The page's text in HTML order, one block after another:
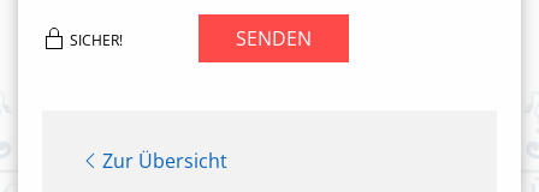
SICHER! SENDEN
Zur Übersicht